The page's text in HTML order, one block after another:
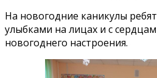
На новогодние каникулы
улыбками на лицах и с
новогоднего настроения.